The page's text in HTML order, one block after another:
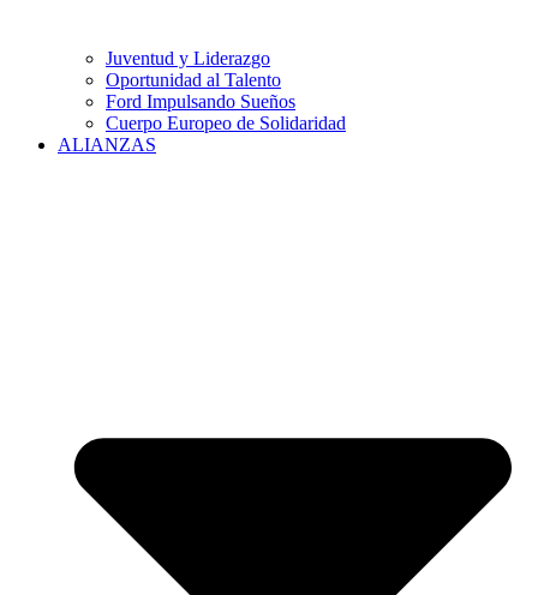
Juventud y Liderazgo
Oportunidad al Talento
Ford Impulsando Sueños
Cuerpo Europeo de Solidaridad
ALIANZAS